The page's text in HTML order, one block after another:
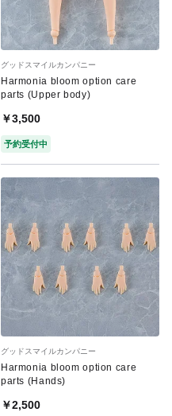
グッドスマイルカンパニー
Harmonia bloom option care
parts (Upper body)
￥3,500
予約受付中
グッドスマイルカンパニー
Harmonia bloom option care
parts (Hands)
￥2,500